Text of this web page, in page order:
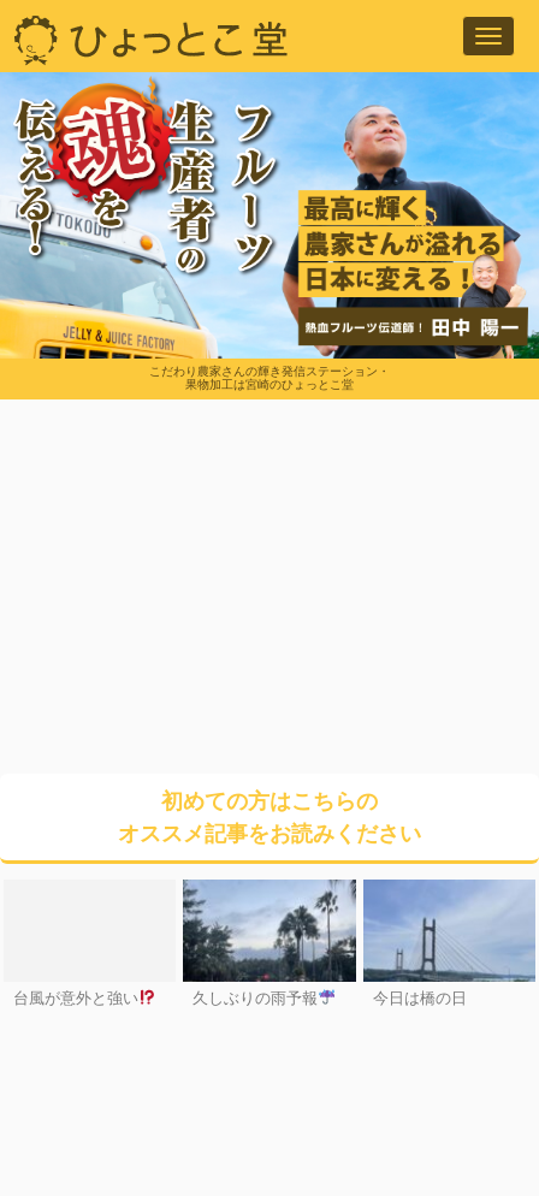
こだわり農家さんの輝き発信ステーション・
果物加工は宮崎のひょっとこ堂
初めての方はこちらの
オススメ記事をお読みください
台風が意外と強い 久しぶりの雨予報 今日は橋の日